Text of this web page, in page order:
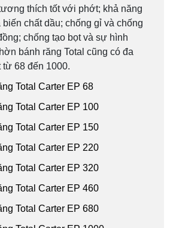
thích tốt với phớt; khả năng
chất dầu; chống gỉ và chống
chống tạo bọt và sự hình
bánh răng Total cũng có đa
68 đến 1000.
Total Carter EP 68
Total Carter EP 100
Total Carter EP 150
Total Carter EP 220
Total Carter EP 320
Total Carter EP 460
Total Carter EP 680